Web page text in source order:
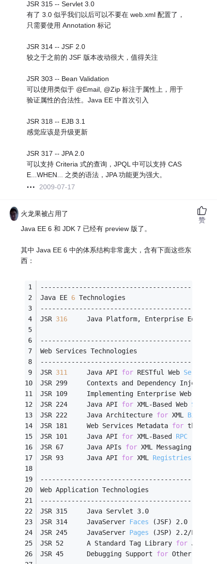
JSR 315 -- Servlet 3.0
有了 3.0 似乎我们以后可以不要在 web.xml 配置了，
只需要使用 Annotation 标记
JSR 314 -- JSF 2.0
较之于之前的 JSF 版本改动很大，值得关注
JSR 303 -- Bean Validation
可以使用类似于 @Email, @Zip 标注于属性上，用于
验证属性的合法性。Java EE 中首次引入
JSR 318 -- EJB 3.1
感觉应该是升级更新
JSR 317 -- JPA 2.0
可以支持 Criteria 式的查询，JPQL 中可以支持 CAS
E...WHEN... 之类的语法，JPA 功能更为强大。
2009-07-17
火龙果被占用了
Java EE 6 和 JDK 7 已经有 preview 版了。
其中 Java EE 6 中的体系结构非常庞大，含有下面这些东
西：
Java EE 6 Technologies
JSR 316
Java Platform, Enterprise
Web Services Technologies
JSR 311 Java API for RESTful Web Services
JSR 299     Contexts and Dependency
JSR 109     Implementing Enterprise Web
JSR 224     Java API for XML-Based Web
JSR 222     Java Architecture for XML Binding
JSR 181     Web Services Metadata for the
JSR 101     Java API for XML-Based RPC
JSR 67      Java APIs for XML Messaging 1.3
JSR 93      Java API for XML Registries
Web Application Technologies
JSR 315     Java Servlet 3.0
JSR 314     JavaServer Faces (JSF)
2.0
JSR 245     JavaServer Pages (JSP)
2.2/
JSR 52      A Standard Tag Library for
JSR 45      Debugging Support for Other
赞